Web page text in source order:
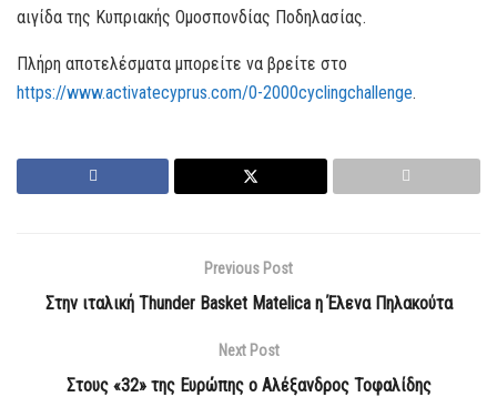
αιγίδα της Κυπριακής Ομοσπονδίας Ποδηλασίας.
Πλήρη αποτελέσματα μπορείτε να βρείτε στο
https://www.activatecyprus.com/0-2000cyclingchallenge.
Previous Post
Στην ιταλική Thunder Basket Matelica η Έλενα Πηλακούτα
Next Post
Στους «32» της Ευρώπης ο Αλέξανδρος Τοφαλίδης